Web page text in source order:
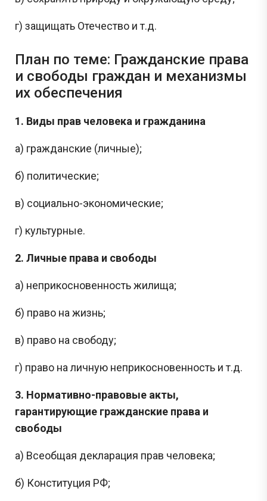
г) защищать Отечество и т.д.
План по теме: Гражданские права
и свободы граждан и механизмы
их обеспечения
1. Виды прав человека и гражданина
а) гражданские (личные);
б) политические;
в) социально-экономические;
г) культурные.
2. Личные права и свободы
а) неприкосновенность жилища;
б) право на жизнь;
в) право на свободу;
г) право на личную неприкосновенность и т.д.
3. Нормативно-правовые акты,
гарантирующие гражданские права и
свободы
а) Всеобщая декларация прав человека;
б) Конституция РФ;